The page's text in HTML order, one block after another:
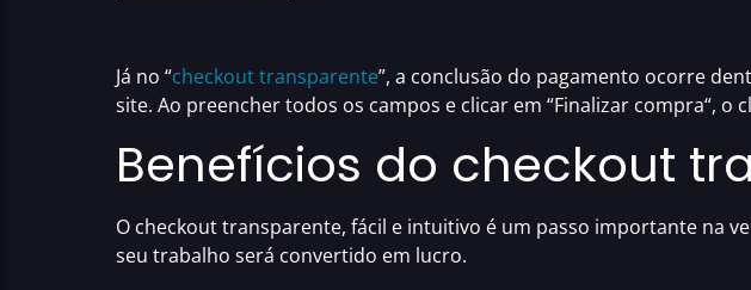
Já no “checkout transparente”, a conclusão do pagamento ocorre
site. Ao preencher todos os campos e clicar em “Finalizar compra“, o
Benefícios do checkout
O checkout transparente, fácil e intuitivo é um passo importante na
seu trabalho será convertido em lucro.